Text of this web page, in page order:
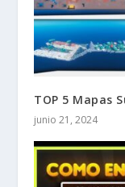
TOP 5 Mapas
junio 21, 2024